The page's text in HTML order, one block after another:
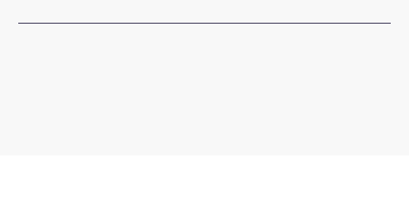
Mejora la imagen de tu marca con procesos